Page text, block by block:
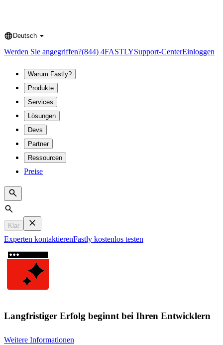
Language
Deutsch
Werden Sie angegriffen?(844) 4FASTLYSupport-CenterEinloggen
Warum Fastly?
Produkte
Services
Lösungen
Devs
Partner
Ressourcen
Preise
Search
Klar
Experten kontaktierenFastly kostenlos testen
Langfristiger Erfolg beginnt bei Ihren Entwicklern
Weitere Informationen